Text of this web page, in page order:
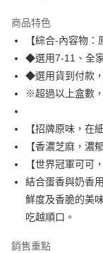
Apple Pay
街口支付
悠遊付
全盈+PAY
AFTEE先享後付
相關說明
【關於「AFTEE先享
AFTEE先享後付是「
便利好安心！
１．簡單：不需註冊
ATM付款
貨到付款
運送方式
商品特色
【綜合-內容物：
◆選用7-11、全
◆選用貨到付款
※超過以上盒數
【招牌原味，在
【香濃芝麻，濃
【世界冠軍可可
結合蛋香與奶香
鮮度及香脆的美
吃越順口。
銷售重點